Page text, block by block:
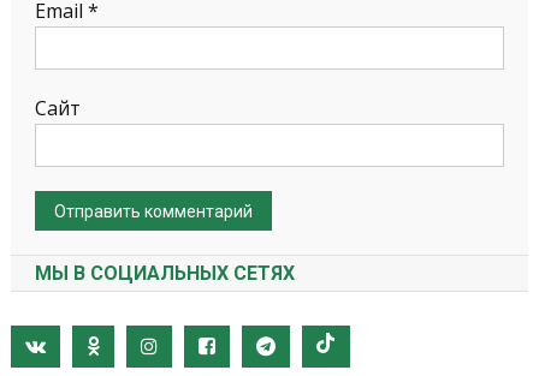
Email *
Сайт
МЫ В СОЦИАЛЬНЫХ СЕТЯХ